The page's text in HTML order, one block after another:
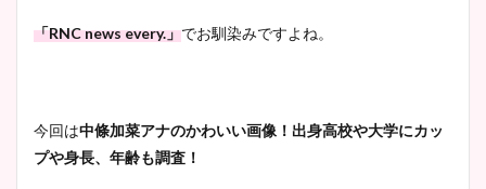
「RNC news every.」でお馴染みですよね。
今回は中條加菜アナのかわいい画像！出身高校や大学にカッ
プや身長、年齢も調査！